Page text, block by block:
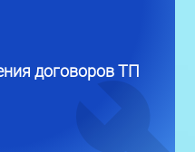
договоров ТП